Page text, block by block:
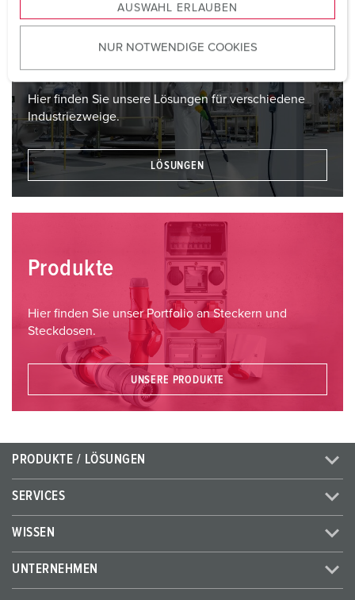
u
w
a
l
AUSWAHL ERLAUBEN
NUR NOTWENDIGE COOKIES
Lösungen
Hier finden Sie unsere Lösungen für verschiedene
Industriezweige.
LÖSUNGEN
Produkte
Hier finden Sie unser Portfolio an Steckern und
Steckdosen.
UNSERE PRODUKTE
PRODUKTE / LÖSUNGEN
SERVICES
WISSEN
UNTERNEHMEN